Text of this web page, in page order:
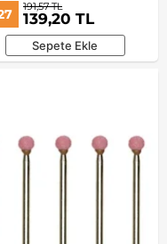
191,57 TL
139,20 TL
Sepete Ekle